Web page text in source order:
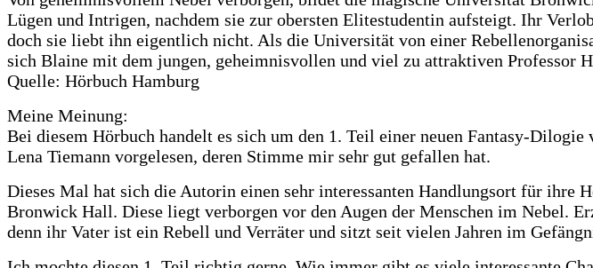
Lügen und Intrigen, nachdem sie zur obersten Elitestudentin aufsteigt. Ihr
doch sie liebt ihn eigentlich nicht. Als die Universität von einer
sich Blaine mit dem jungen, geheimnisvollen und viel zu attraktiven Professor
Quelle: Hörbuch Hamburg
Meine Meinung:
Bei diesem Hörbuch handelt es sich um den 1. Teil einer neuen Fantasy-
Lena Tiemann vorgelesen, deren Stimme mir sehr gut gefallen hat.
Dieses Mal hat sich die Autorin einen sehr interessanten Handlungsort für ihre
Bronwick Hall. Diese liegt verborgen vor den Augen der Menschen im Nebel.
denn ihr Vater ist ein Rebell und Verräter und sitzt seit vielen Jahren im